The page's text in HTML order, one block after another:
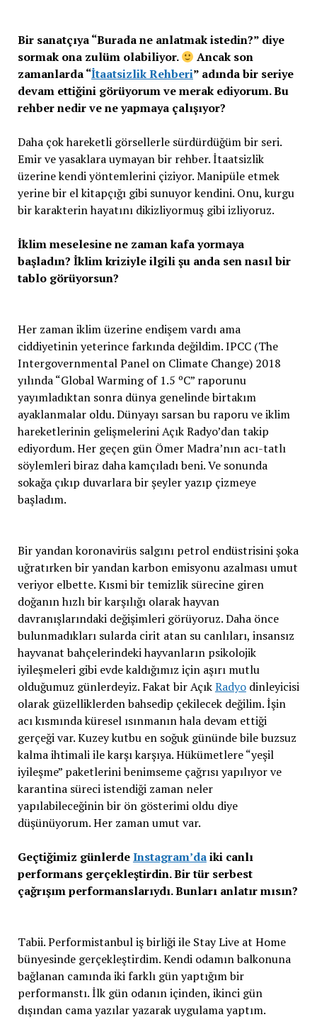
Bir sanatçıya “Burada ne anlatmak istedin?” diye
sormak ona zulüm olabiliyor.
Ancak son
zamanlarda “İtaatsizlik Rehberi” adında bir seriye
devam ettiğini görüyorum ve merak ediyorum. Bu
rehber nedir ve ne yapmaya çalışıyor?
Daha çok hareketli görsellerle sürdürdüğüm bir seri.
Emir ve yasaklara uymayan bir rehber. İtaatsizlik
üzerine kendi yöntemlerini çiziyor. Manipüle etmek
yerine bir el kitapçığı gibi sunuyor kendini. Onu, kurgu
bir karakterin hayatını dikizliyormuş gibi izliyoruz.
İklim meselesine ne zaman kafa yormaya
başladın? İklim kriziyle ilgili şu anda sen nasıl bir
tablo görüyorsun?
Her zaman iklim üzerine endişem vardı ama
ciddiyetinin yeterince farkında değildim. IPCC (The
Intergovernmental Panel on Climate Change) 2018
yılında “Global Warming of 1.5 ºC” raporunu
yayımladıktan sonra dünya genelinde birtakım
ayaklanmalar oldu. Dünyayı sarsan bu raporu ve iklim
hareketlerinin gelişmelerini Açık Radyo’dan takip
ediyordum. Her geçen gün Ömer Madra’nın acı-tatlı
söylemleri biraz daha kamçıladı beni. Ve sonunda
sokağa çıkıp duvarlara bir şeyler yazıp çizmeye
başladım.
Bir yandan koronavirüs salgını petrol endüstrisini şoka
uğratırken bir yandan karbon emisyonu azalması umut
veriyor elbette. Kısmi bir temizlik sürecine giren
doğanın hızlı bir karşılığı olarak hayvan
davranışlarındaki değişimleri görüyoruz. Daha önce
bulunmadıkları sularda cirit atan su canlıları, insansız
hayvanat bahçelerindeki hayvanların psikolojik
iyileşmeleri gibi evde kaldığımız için aşırı mutlu
olduğumuz günlerdeyiz. Fakat bir AçıkRadyodinleyicisi
olarak güzelliklerden bahsedip çekilecek değilim. İşin
acı kısmında küresel ısınmanın hala devam ettiği
gerçeği var. Kuzey kutbu en soğuk gününde bile buzsuz
kalma ihtimali ile karşı karşıya. Hükümetlere “yeşil
iyileşme” paketlerini benimseme çağrısı yapılıyor ve
karantina süreci istendiği zaman neler
yapılabileceğinin bir ön gösterimi oldu diye
düşünüyorum. Her zaman umut var.
Geçtiğimiz günlerdeInstagram’daiki canlı
performans gerçekleştirdin. Bir tür serbest
çağrışım performanslarıydı. Bunları anlatır mısın?
Tabii. Performistanbul iş birliği ile Stay Live at Home
bünyesinde gerçekleştirdim. Kendi odamın balkonuna
bağlanan camında iki farklı gün yaptığım bir
performanstı. İlk gün odanın içinden, ikinci gün
dışından cama yazılar yazarak uygulama yaptım.